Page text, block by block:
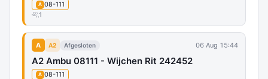
A 08-111
1
A A2 Afgesloten 06 Aug 15:44
A2 Ambu 08111 - Wijchen Rit 242452
A 08-111